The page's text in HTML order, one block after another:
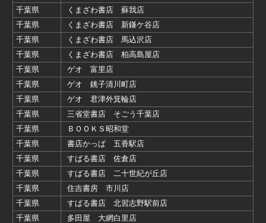
千葉県
くまざわ書店 蘇我店
千葉県
くまざわ書店 新鎌ケ谷店
千葉県
くまざわ書店 馬込沢店
千葉県
くまざわ書店 柏高島屋店
千葉県
ゲオ 富里店
千葉県
ゲオ 銚子清川町店
千葉県
ゲオ 君津外箕輪店
千葉県
三省堂書店 そごう千葉店
千葉県
ＢＯＯＫＳ昭和堂
千葉県
書店かっぱ 五香駅店
千葉県
すばる書店 佐倉店
千葉県
すばる書店 二十世紀が丘店
千葉県
住吉書房 市川店
千葉県
すばる書店 北習志野駅前店
千葉県
多田屋 大網白里店